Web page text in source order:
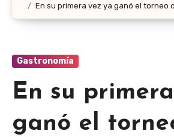
En su primera vez ya ganó el torneo
Gastronomía
En su
ganó el